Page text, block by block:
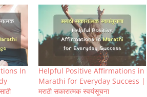
In
Helpful Positive Affirmations in
Marathi for Everyday Success |
मराठी सकारात्मक स्वयंसूचना